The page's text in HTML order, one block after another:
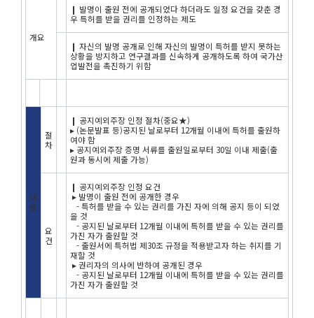
개요
❙ 발명이 출원 전에 공개되었다 하더라도 일정 요건을 갖춘 경
우 특허를 받을 권리를 인정하는 제도
❙ 자신의 발명 공개로 인해 자신의 발명이 특허를 받지 못하는
상황을 방지하고 연구결과를 신속하게 공개하도록 하여 국가산
업발전을 촉진하기 위함
내
용
절
차
❙ 공지예외주장 인정 절차(중요★)
▸ (논문발표 등)공지된 날로부터 12개월 이내에 특허를 출원하
여야 함
▸ 공지예외주장 증명 서류를 출원일로부터 30일 이내 제출(출
원과 동시에 제출 가능)
요
건
❙ 공지예외주장 인정 요건
▸ 발명이 출원 전에 공개한 경우
- 특허를 받을 수 있는 권리를 가진 자에 의해 공지 등이 되었
을 것
- 공지된 날로부터 12개월 이내에 특허를 받을 수 있는 권리를
가진 자가 출원할 것
- 출원서에 특허법 제30조 규정을 적용받고자 하는 취지를 기
재할 것
▸ 권리자의 의사에 반하여 공개된 경우
- 공지된 날로부터 12개월 이내에 특허를 받을 수 있는 권리를
가진 자가 출원할 것